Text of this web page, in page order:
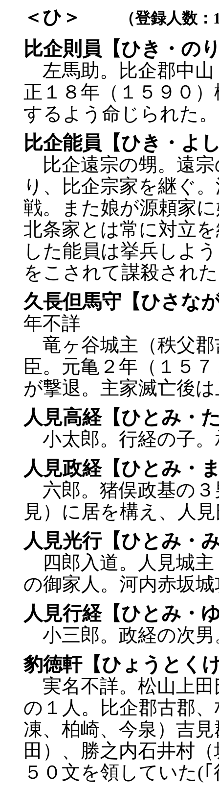
＜ひ＞ （登録人数：
比企則員【ひき・の
左馬助。比企郡中山
正１８年（１５９０
するよう命じられた。
比企能員【ひき・よ
比企遠宗の甥。遠
り、比企宗家を継ぐ
戦。また娘が源頼家
北条家とは常に対立
した能員は挙兵しよ
をこされて謀殺され
久長但馬守【ひさな
年不詳
竜ヶ谷城主（秩父郡
臣。元亀２年（１５
が撃退。主家滅亡後
人見高経【ひとみ・
小太郎。行経の子。
人見政経【ひとみ・
六郎。猪俣政基の３
見）に居を構え、人
人見光行【ひとみ・
四郎入道。人見城主
の御家人。河内赤坂
人見行経【ひとみ・
小三郎。政経の次男
豹徳軒【ひょうとく
実名不詳。松山上田
の１人。比企郡古郡
凍、柏崎、今泉）吉
田）、勝之内石井村
５０文を領していた(｢